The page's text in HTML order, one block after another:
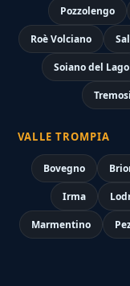
Pozzolengo
Roè Volciano
Soiano del Lago
VALLE TROMPIA
Bovegno
Irma
Marmentino